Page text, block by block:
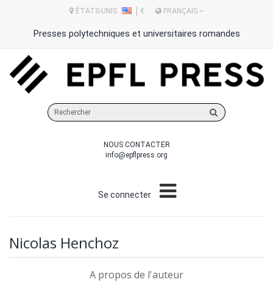
ÉTATS-UNIS € FRANÇAIS
Presses polytechniques et universitaires romandes
sur
site
NOUS CONTACTER
info@epflpress.org
Se connecter
Nicolas Henchoz
A propos de l'auteur